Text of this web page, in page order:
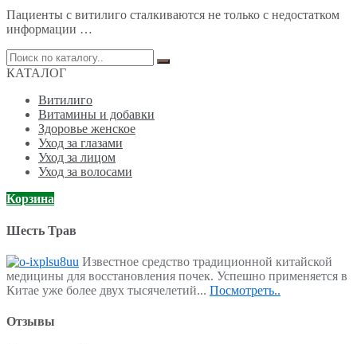
Пациенты с витилиго сталкиваются не только с недостатком
информации …
Поиск
по:
КАТАЛОГ
Витилиго
Витамины и добавки
Здоровье женское
Уход за глазами
Уход за лицом
Уход за волосами
Корзина
Шесть Трав
Известное средство традиционной китайской
медицины для восстановления почек. Успешно применяется в
Китае уже более двух тысячелетий... Посмотреть..
Отзывы